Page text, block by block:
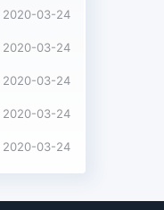
积物和微生物粘
溶入循环水中。它
过滤掉,因此必须
性能,同时油剂也
普遍的是采用化学
各类纤维短屑和
原理它是由高压
浮就是在废水中通
2020-03-24
2020-03-24
2020-03-24
2020-03-24
2020-03-24